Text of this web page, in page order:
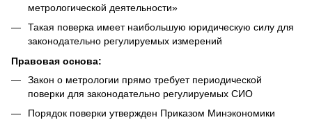
метрологической деятельности»
Такая поверка имеет наибольшую юридическую силу для
законодательно регулируемых измерений
Правовая основа:
Закон о метрологии прямо требует периодической
поверки для законодательно регулируемых СИО
Порядок поверки утвержден Приказом Минэкономики